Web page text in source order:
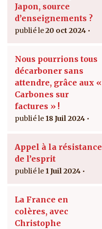
Japon, source
d’enseignements ?
20 oct 2024
Nous pourrions tous
décarboner sans
attendre, grâce aux «
Carbones sur
factures » !
18 Juil 2024
Appel à la résistance
de l’esprit
1 Juil 2024
La France en
colères, avec
Christophe